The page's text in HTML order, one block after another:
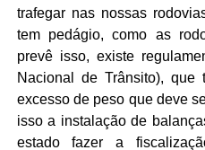
trafegar nas nossas
tem pedágio, como as
prevê isso, existe
Nacional de Trânsito), que
excesso de peso que deve
isso a instalação de
estado fazer a